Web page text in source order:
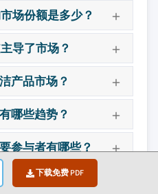
下载免费 PDF
场份额是多少？
导了市场？
产品市场？
哪些趋势？
参与者有哪些？